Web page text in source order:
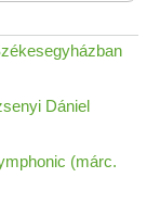
Dániel
(márc.